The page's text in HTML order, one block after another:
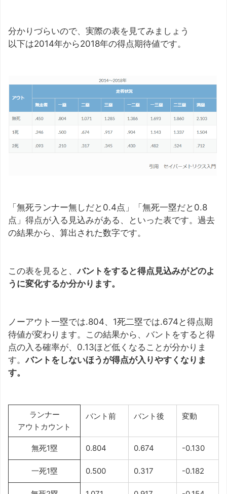
分かりづらいので、実際の表を見てみましょう
以下は2014年から2018年の得点期待値です。
「無死ランナー無しだと0.4点」「無死一塁だと0.8
点」得点が入る見込みがある、といった表です。過去
の結果から、算出された数字です。
この表を見ると、バントをすると得点見込みがどのよ
うに変化するか分かります。
ノーアウト一塁では.804、1死二塁では.674と得点期
待値が変わります。この結果から、バントをすると得
点の入る確率が、0.13ほど低くなることが分かりま
す。バントをしないほうが得点が入りやすくなりま
す。
ランナー
アウトカウント
バント前 バント後 変動
無死1塁 0.804 0.674 -0.130
一死1塁 0.500 0.317 -0.182